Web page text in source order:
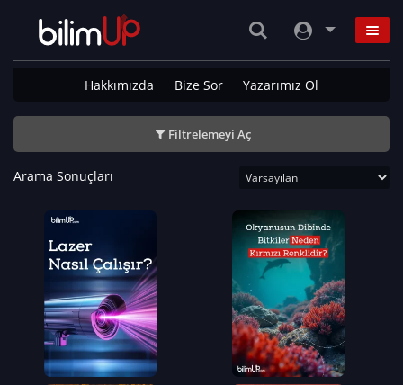
Hakkımızda Bize Sor Yazarımız Ol
Filtrelemeyi Aç
Arama Sonuçları